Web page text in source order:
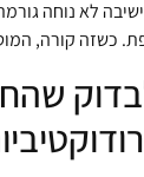
לא נוחה
כשזה קורה,